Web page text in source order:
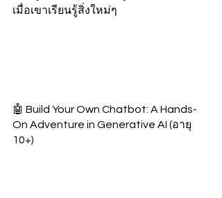
เมื่อเขาเรียนรู้สิ่งใหม่ๆ
🤖 Build Your Own Chatbot: A Hands-
On Adventure in Generative AI (อายุ
10+)